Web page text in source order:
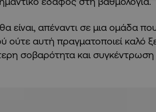
είναι, απέναντι σε μια ομάδα
ούτε αυτή πραγματοποιεί καλό
σοβαρότητα και